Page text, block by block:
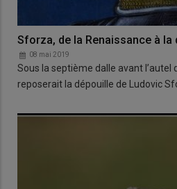
Sforza, de la Renaissance à la
08 mai 2019
Sous la septième dalle avant l’autel
reposerait la dépouille de Ludovic